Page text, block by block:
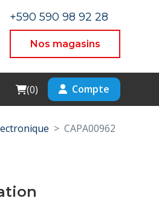
+590 590 98 92 28
Nos magasins
Cart
(0) Compte
CAPA00962